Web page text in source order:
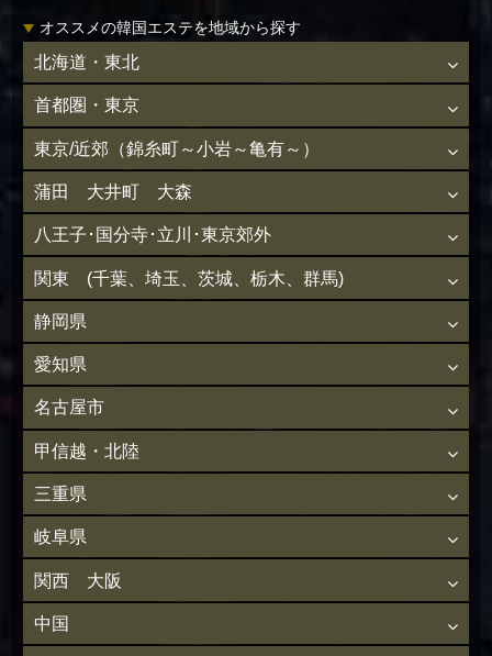
オススメの韓国エステを地域から探す
北海道・東北
首都圏・東京
東京/近郊（錦糸町～小岩～亀有～）
蒲田 大井町 大森
八王子･国分寺･立川･東京郊外
関東 (千葉、埼玉、茨城、栃木、群馬)
静岡県
愛知県
名古屋市
甲信越・北陸
三重県
岐阜県
関西 大阪
中国